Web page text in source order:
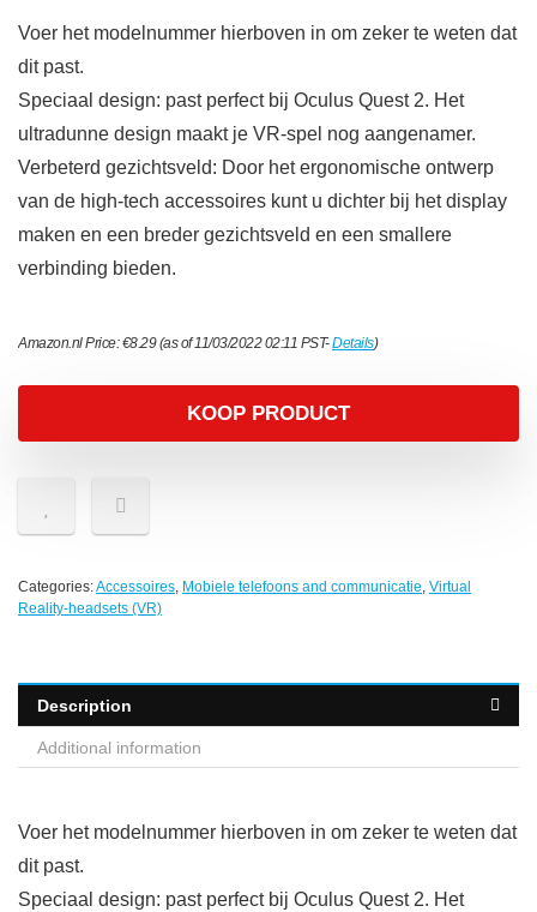
Voer het modelnummer hierboven in om zeker te weten dat
dit past.
Speciaal design: past perfect bij Oculus Quest 2. Het
ultradunne design maakt je VR-spel nog aangenamer.
Verbeterd gezichtsveld: Door het ergonomische ontwerp
van de high-tech accessoires kunt u dichter bij het display
maken en een breder gezichtsveld en een smallere
verbinding bieden.
Amazon.nl Price:€8.29(as of 11/03/2022 02:11 PST-Details)
KOOP PRODUCT
Categories:Accessoires, Mobiele telefoons and communicatie, Virtual
Reality-headsets (VR)
Description
Additional information
Voer het modelnummer hierboven in om zeker te weten dat
dit past.
Speciaal design: past perfect bij Oculus Quest 2. Het